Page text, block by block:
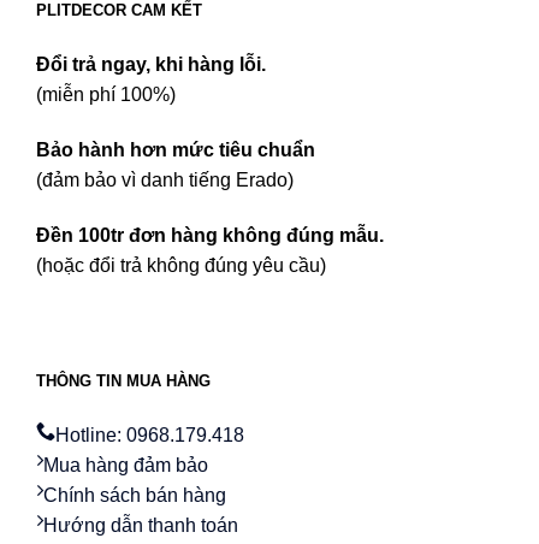
PLITDECOR CAM KẾT
Đổi trả ngay, khi hàng lỗi.
(miễn phí 100%)
Bảo hành hơn mức tiêu chuẩn
(đảm bảo vì danh tiếng Erado)
Đền 100tr đơn hàng không đúng mẫu.
(hoặc đổi trả không đúng yêu cầu)
THÔNG TIN MUA HÀNG
Hotline: 0968.179.418
Mua hàng đảm bảo
Chính sách bán hàng
Hướng dẫn thanh toán